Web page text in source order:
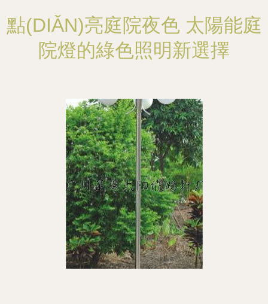
點(DIǍN)亮庭院夜色 太陽能庭
院燈的綠色照明新選擇